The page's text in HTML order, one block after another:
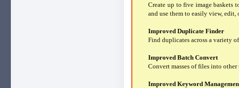
Create up to five image baskets
and use them to easily view, edit,
Improved Duplicate Finder
Find duplicates across a variety
Improved Batch Convert
Convert masses of files into
Improved Keyword